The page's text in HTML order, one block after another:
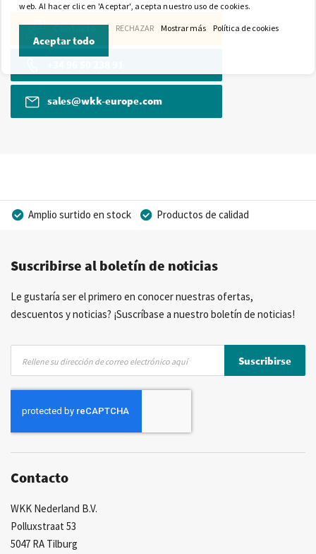
Contacto
sales@wkk-europe.com
Amplio surtido en stock
Productos de calidad
Asesoramiento personal
Más de 40 años de experiencia
Posibilidad de crear marca privada
Suscribirse al boletín de noticias
Le gustaría ser el primero en conocer nuestras ofertas,
descuentos y noticias? ¡Suscríbase a nuestro boletín de noticias!
nuestro
boletín
Suscribirse
Contacto
WKK Nederland B.V.
Polluxstraat 53
5047 RA Tilburg
web. Al hacer clic en 'Aceptar', acepta nuestro uso de cookies.
Aceptar todo
RECHAZAR Mostrar más Política de cookies